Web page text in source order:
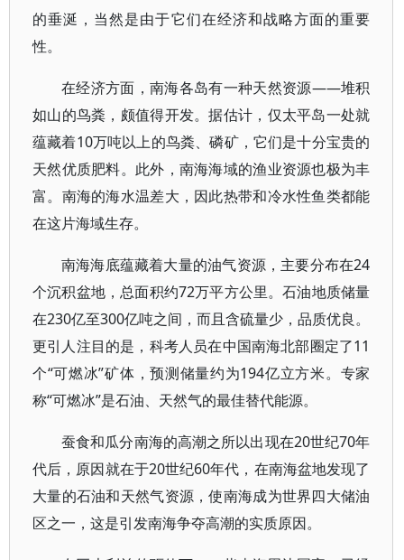
的垂涎，当然是由于它们在经济和战略方面的重要
性。
在经济方面，南海各岛有一种天然资源——堆积
如山的鸟粪，颇值得开发。据估计，仅太平岛一处就
蕴藏着10万吨以上的鸟粪、磷矿，它们是十分宝贵的
天然优质肥料。此外，南海海域的渔业资源也极为丰
富。南海的海水温差大，因此热带和冷水性鱼类都能
在这片海域生存。
南海海底蕴藏着大量的油气资源，主要分布在24
个沉积盆地，总面积约72万平方公里。石油地质储量
在230亿至300亿吨之间，而且含硫量少，品质优良。
更引人注目的是，科考人员在中国南海北部圈定了11
个“可燃冰”矿体，预测储量约为194亿立方米。专家
称“可燃冰”是石油、天然气的最佳替代能源。
蚕食和瓜分南海的高潮之所以出现在20世纪70年
代后，原因就在于20世纪60年代，在南海盆地发现了
大量的石油和天然气资源，使南海成为世界四大储油
区之一，这是引发南海争夺高潮的实质原因。